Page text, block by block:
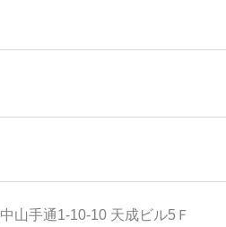
中山手通1-10-10 天成ビル5Ｆ